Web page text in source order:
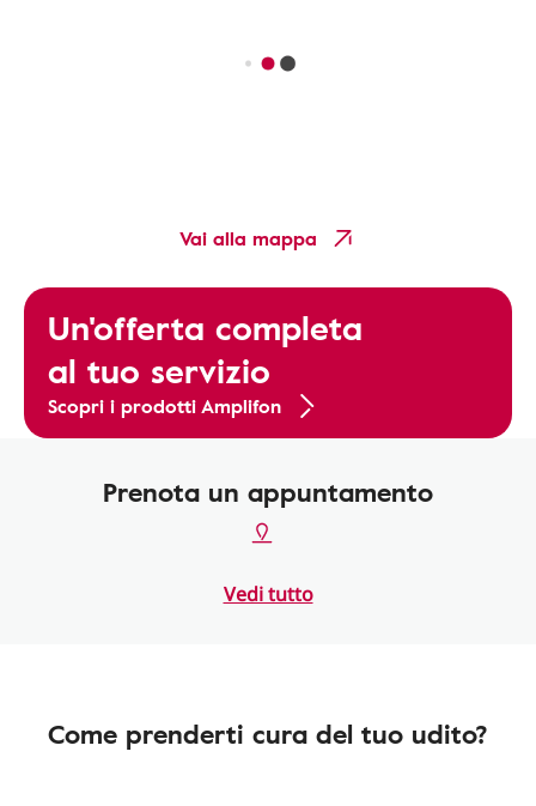
Vai alla mappa
Un'offerta completa
al tuo servizio
Scopri i prodotti Amplifon
Prenota un appuntamento
Vedi tutto
Come prenderti cura del tuo udito?